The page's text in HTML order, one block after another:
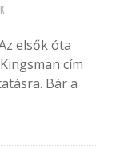
elsők óta
cím
Bár a